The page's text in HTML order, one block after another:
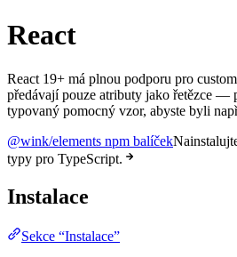
React
React 19+ má plnou podporu pro
předávají pouze atributy jako řetězce —
typovaný pomocný vzor, abyste byli
@wink/elements npm balíček
typy pro TypeScript.
Instalace
Sekce “Instalace”